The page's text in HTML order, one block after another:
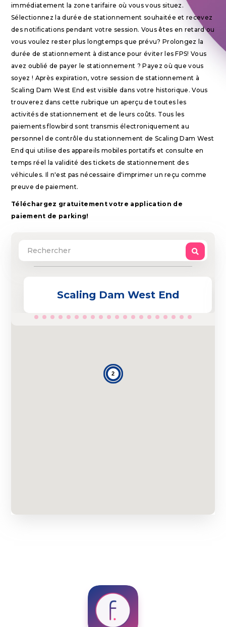
immédiatement la zone tarifaire où vous vous situez.
Sélectionnez la durée de stationnement souhaitée et recevez
des notifications pendant votre session. Vous êtes en retard ou
vous voulez rester plus longtemps que prévu? Prolongez la
durée de stationnement à distance pour éviter les FPS! Vous
avez oublié de payer le stationnement ? Payez où que vous
soyez ! Après expiration, votre session de stationnement à
Scaling Dam West End est visible dans votre historique. Vous
trouverez dans cette rubrique un aperçu de toutes les
activités de stationnement et de leurs coûts. Tous les
paiements flowbird sont transmis électroniquement au
personnel de contrôle du stationnement de Scaling Dam West
End qui utilise des appareils mobiles portatifs et consulte en
temps réel la validité des tickets de stationnement des
véhicules. Il n'est pas nécessaire d'imprimer un reçu comme
preuve de paiement.
Téléchargez gratuitement votre application de
paiement de parking!
Scaling Dam West End
2